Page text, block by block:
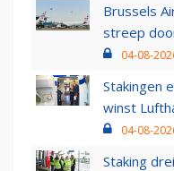
Brussels
streep
04-08-
Stakingen
winst
04-08-
Staking